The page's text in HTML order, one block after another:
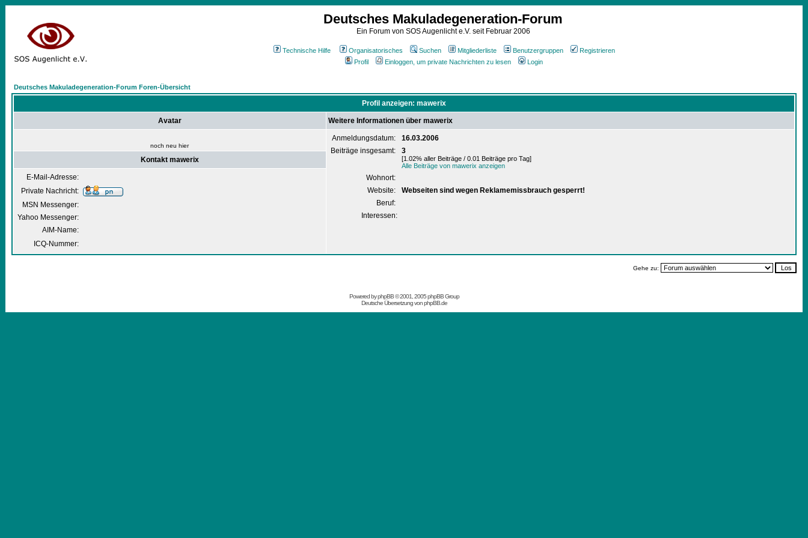
Deutsches Makuladegeneration-Forum
Ein Forum von SOS Augenlicht e.V. seit Februar 2006
Technische Hilfe Organisatorisches Suchen Mitgliederliste Benutzergruppen
Registrieren
Profil
Einloggen, um private Nachrichten zu lesen Login
Deutsches Makuladegeneration-Forum Foren-Übersicht
Profil anzeigen: mawerix
Avatar Weitere Informationen über mawerix
noch neu hier
Anmeldungsdatum:
16.03.2006
Beiträge insgesamt:
3
[1.02% aller Beiträge / 0.01 Beiträge pro Tag]
Alle Beiträge von mawerix anzeigen
Wohnort:
Website:
Webseiten sind wegen Reklamemissbrauch gesperrt!
Beruf:
Interessen:
Kontakt mawerix
E-Mail-Adresse:
Private Nachricht:
MSN Messenger:
Yahoo Messenger:
AIM-Name:
ICQ-Nummer:
Gehe zu:
Powered byphpBB© 2001, 2005 phpBB Group
Deutsche Übersetzung vonphpBB.de